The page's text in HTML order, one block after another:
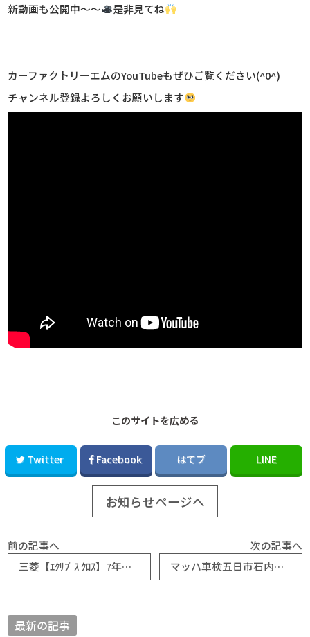
新動画も公開中～～ 是非見てね
カーファクトリーエムのYouTubeもぜひご覧ください(^0^)
チャンネル登録よろしくお願いします
このサイトを広める
Twitter Facebook はてブ LINE
お知らせページへ
前の記事へ
三菱【ｴｸﾘﾌﾟｽ ｸﾛｽ】7年目(3回目)車検が安い＆ﾀﾞｲﾊﾂｷｬｽﾄ納車！！｜マッハ車検五日市石内バイパス店
次の記事へ
マッハ車検五日市石内バイパス店より 保険ファクトリー通信 令和7年4月号
最新の記事